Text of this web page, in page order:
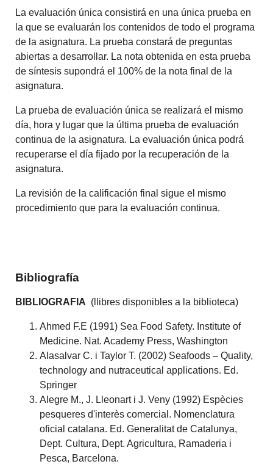
La evaluación única consistirá en una única prueba en
la que se evaluarán los contenidos de todo el programa
de la asignatura. La prueba constará de preguntas
abiertas a desarrollar. La nota obtenida en esta prueba
de síntesis supondrá el 100% de la nota final de la
asignatura.
La prueba de evaluación única se realizará el mismo
día, hora y lugar que la última prueba de evaluación
continua de la asignatura. La evaluación única podrá
recuperarse el día fijado por la recuperación de la
asignatura.
La revisión de la calificación final sigue el mismo
procedimiento que para la evaluación continua.
Bibliografía
BIBLIOGRAFIA (llibres disponibles a la biblioteca)
Ahmed F.E (1991) Sea Food Safety. Institute of
Medicine. Nat. Academy Press, Washington
Alasalvar C. i Taylor T. (2002) Seafoods – Quality,
technology and nutraceutical applications. Ed.
Springer
Alegre M., J. Lleonart i J. Veny (1992) Espècies
pesqueres d'interès comercial. Nomenclatura
oficial catalana. Ed. Generalitat de Catalunya,
Dept. Cultura, Dept. Agricultura, Ramaderia i
Pesca, Barcelona.